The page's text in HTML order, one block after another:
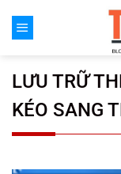
đến
LƯU TRỮ
KÉO SANG